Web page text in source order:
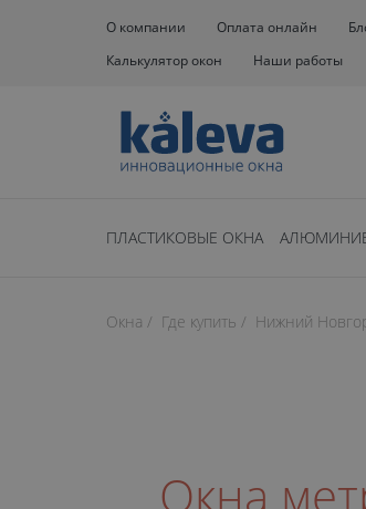
О компании Оплата онлайн
Калькулятор окон
Наши работы
ПЛАСТИКОВЫЕ ОКНА
Окна Где купить Нижний
Окна